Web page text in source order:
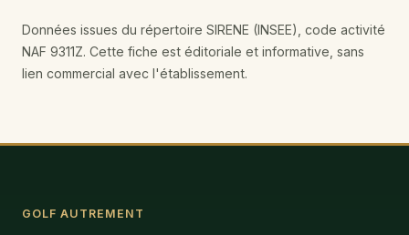
Données issues du répertoire SIRENE (INSEE), code activité
NAF 9311Z. Cette fiche est éditoriale et informative, sans
lien commercial avec l'établissement.
GOLF AUTREMENT